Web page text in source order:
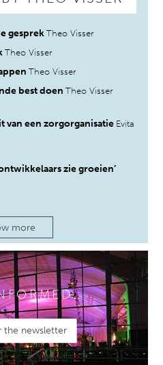
gesprekTheo Visser
Theo Visser
Theo Visser
best doenTheo Visser
van een zorgorganisatie Evita
zie groeien’
more
the newsletter